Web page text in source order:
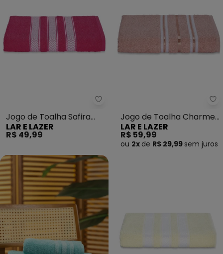
Lar e Lazer - Jogo de Toalha
Jogo de Toalha Safira
(Rosa Chiclete) 2 Peças
LAR E LAZER
R$ 49,99
Jogo de Toalha Charme
(Rosê) 2 Peças
LAR E LAZER
R$ 59,99
ou 2x de R$ 29,99 sem juros